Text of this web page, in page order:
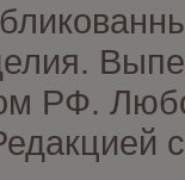
РФ.